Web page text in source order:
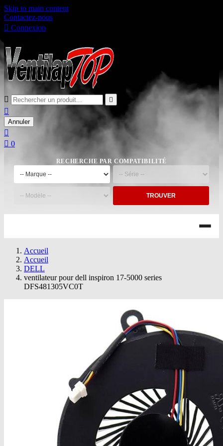
Skip to main content
Contactez-nous
 Connexion
 

Annuler

 0
RECHERCHE PAR COMPATIBILITÉ
TROUVER
Accueil
Accueil
DELL
ventilateur pour dell inspiron 17-5000 series
DFS481305VC0T